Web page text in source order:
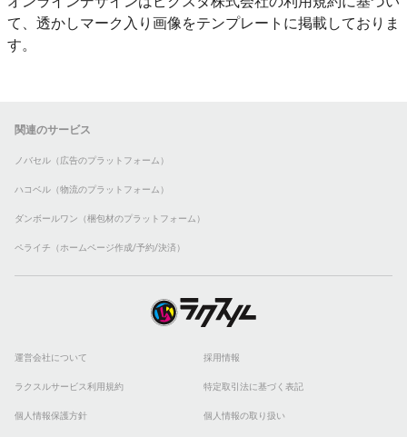
て、透かしマーク入り画像をテンプレートに掲載しておりま
す。
関連のサービス
ノバセル（広告のプラットフォーム）
ハコベル（物流のプラットフォーム）
ダンボールワン（梱包材のプラットフォーム）
ペライチ（ホームページ作成/予約/決済）
運営会社について 採用情報
ラクスルサービス利用規約 特定取引法に基づく表記
個人情報保護方針 個人情報の取り扱い